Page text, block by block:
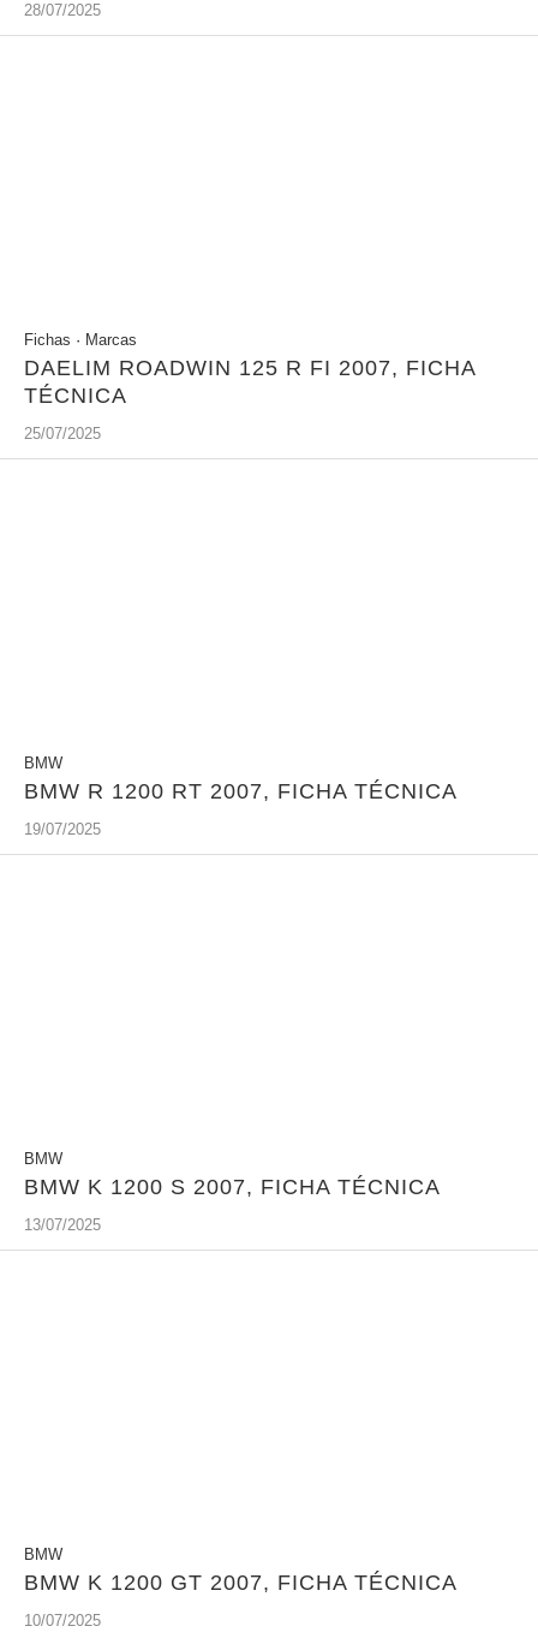
28/07/2025
Fichas · Marcas
DAELIM ROADWIN 125 R FI 2007, FICHA
TÉCNICA
25/07/2025
BMW
BMW R 1200 RT 2007, FICHA TÉCNICA
19/07/2025
BMW
BMW K 1200 S 2007, FICHA TÉCNICA
13/07/2025
BMW
BMW K 1200 GT 2007, FICHA TÉCNICA
10/07/2025